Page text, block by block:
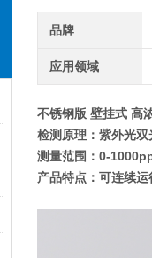
品牌
应用领域
不锈钢版 壁挂式 高
检测原理：紫外光
测量范围：0-
产品特点：可连续